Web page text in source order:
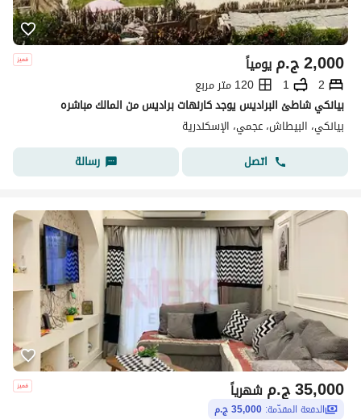
ج.م2,000 يومياً
2
1
120 متر مربع
بيانكي شاطئ البراديس يوجد كارنهات براديس من المالك مباشره
بيانكي، البيطاش، عجمي، الإسكندرية
اتصل
رسالة
ج.م35,000 شهرياً
الدفعة المقدّمة: 35,000 ج.م